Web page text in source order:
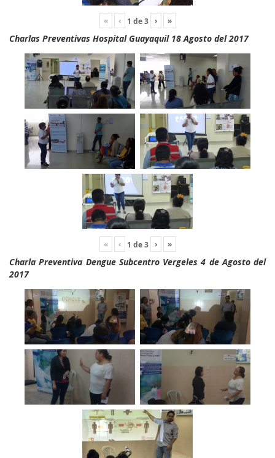
« ‹ 1 de3 › »
Charlas Preventivas Hospital Guayaquil 18 Agosto del 2017
« ‹ 1 de3 › »
Charla Preventiva Dengue Subcentro Vergeles 4 de Agosto del
2017